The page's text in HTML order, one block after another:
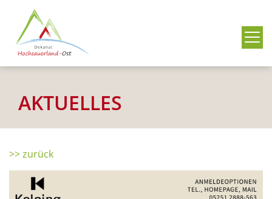
AKTUELLES
>> zurück